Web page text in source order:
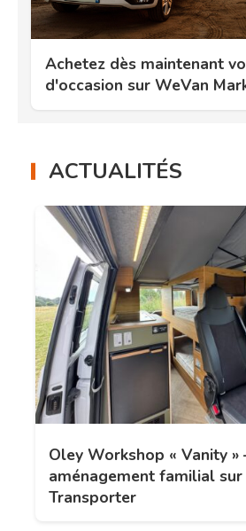
Achetez dès maintenant
d'occasion sur WeVan
ACTUALITÉS
Oley Workshop « Vanity »
aménagement familial
Transporter